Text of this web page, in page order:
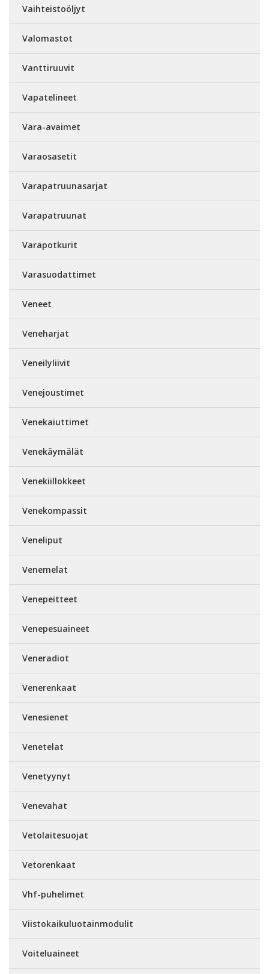
Vaihteistoöljyt
Valomastot
Vanttiruuvit
Vapatelineet
Vara-avaimet
Varaosasetit
Varapatruunasarjat
Varapatruunat
Varapotkurit
Varasuodattimet
Veneet
Veneharjat
Veneilyliivit
Venejoustimet
Venekaiuttimet
Venekäymälät
Venekiillokkeet
Venekompassit
Veneliput
Venemelat
Venepeitteet
Venepesuaineet
Veneradiot
Venerenkaat
Venesienet
Venetelat
Venetyynyt
Venevahat
Vetolaitesuojat
Vetorenkaat
Vhf-puhelimet
Viistokaikuluotainmodulit
Voiteluaineet